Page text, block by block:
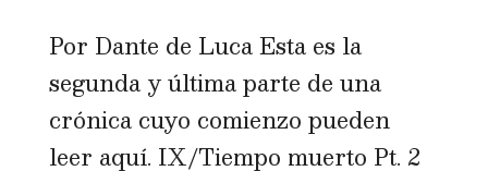
Por Dante de Luca Esta es la
segunda y última parte de una
crónica cuyo comienzo pueden
leer aquí. IX/Tiempo muerto Pt. 2